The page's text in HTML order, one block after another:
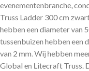
evenementenbranche,
Truss Ladder 300 cm
hebben een diameter van
tussenbuizen hebben een
van 2 mm. Wij hebben
Global en Litecraft Truss.